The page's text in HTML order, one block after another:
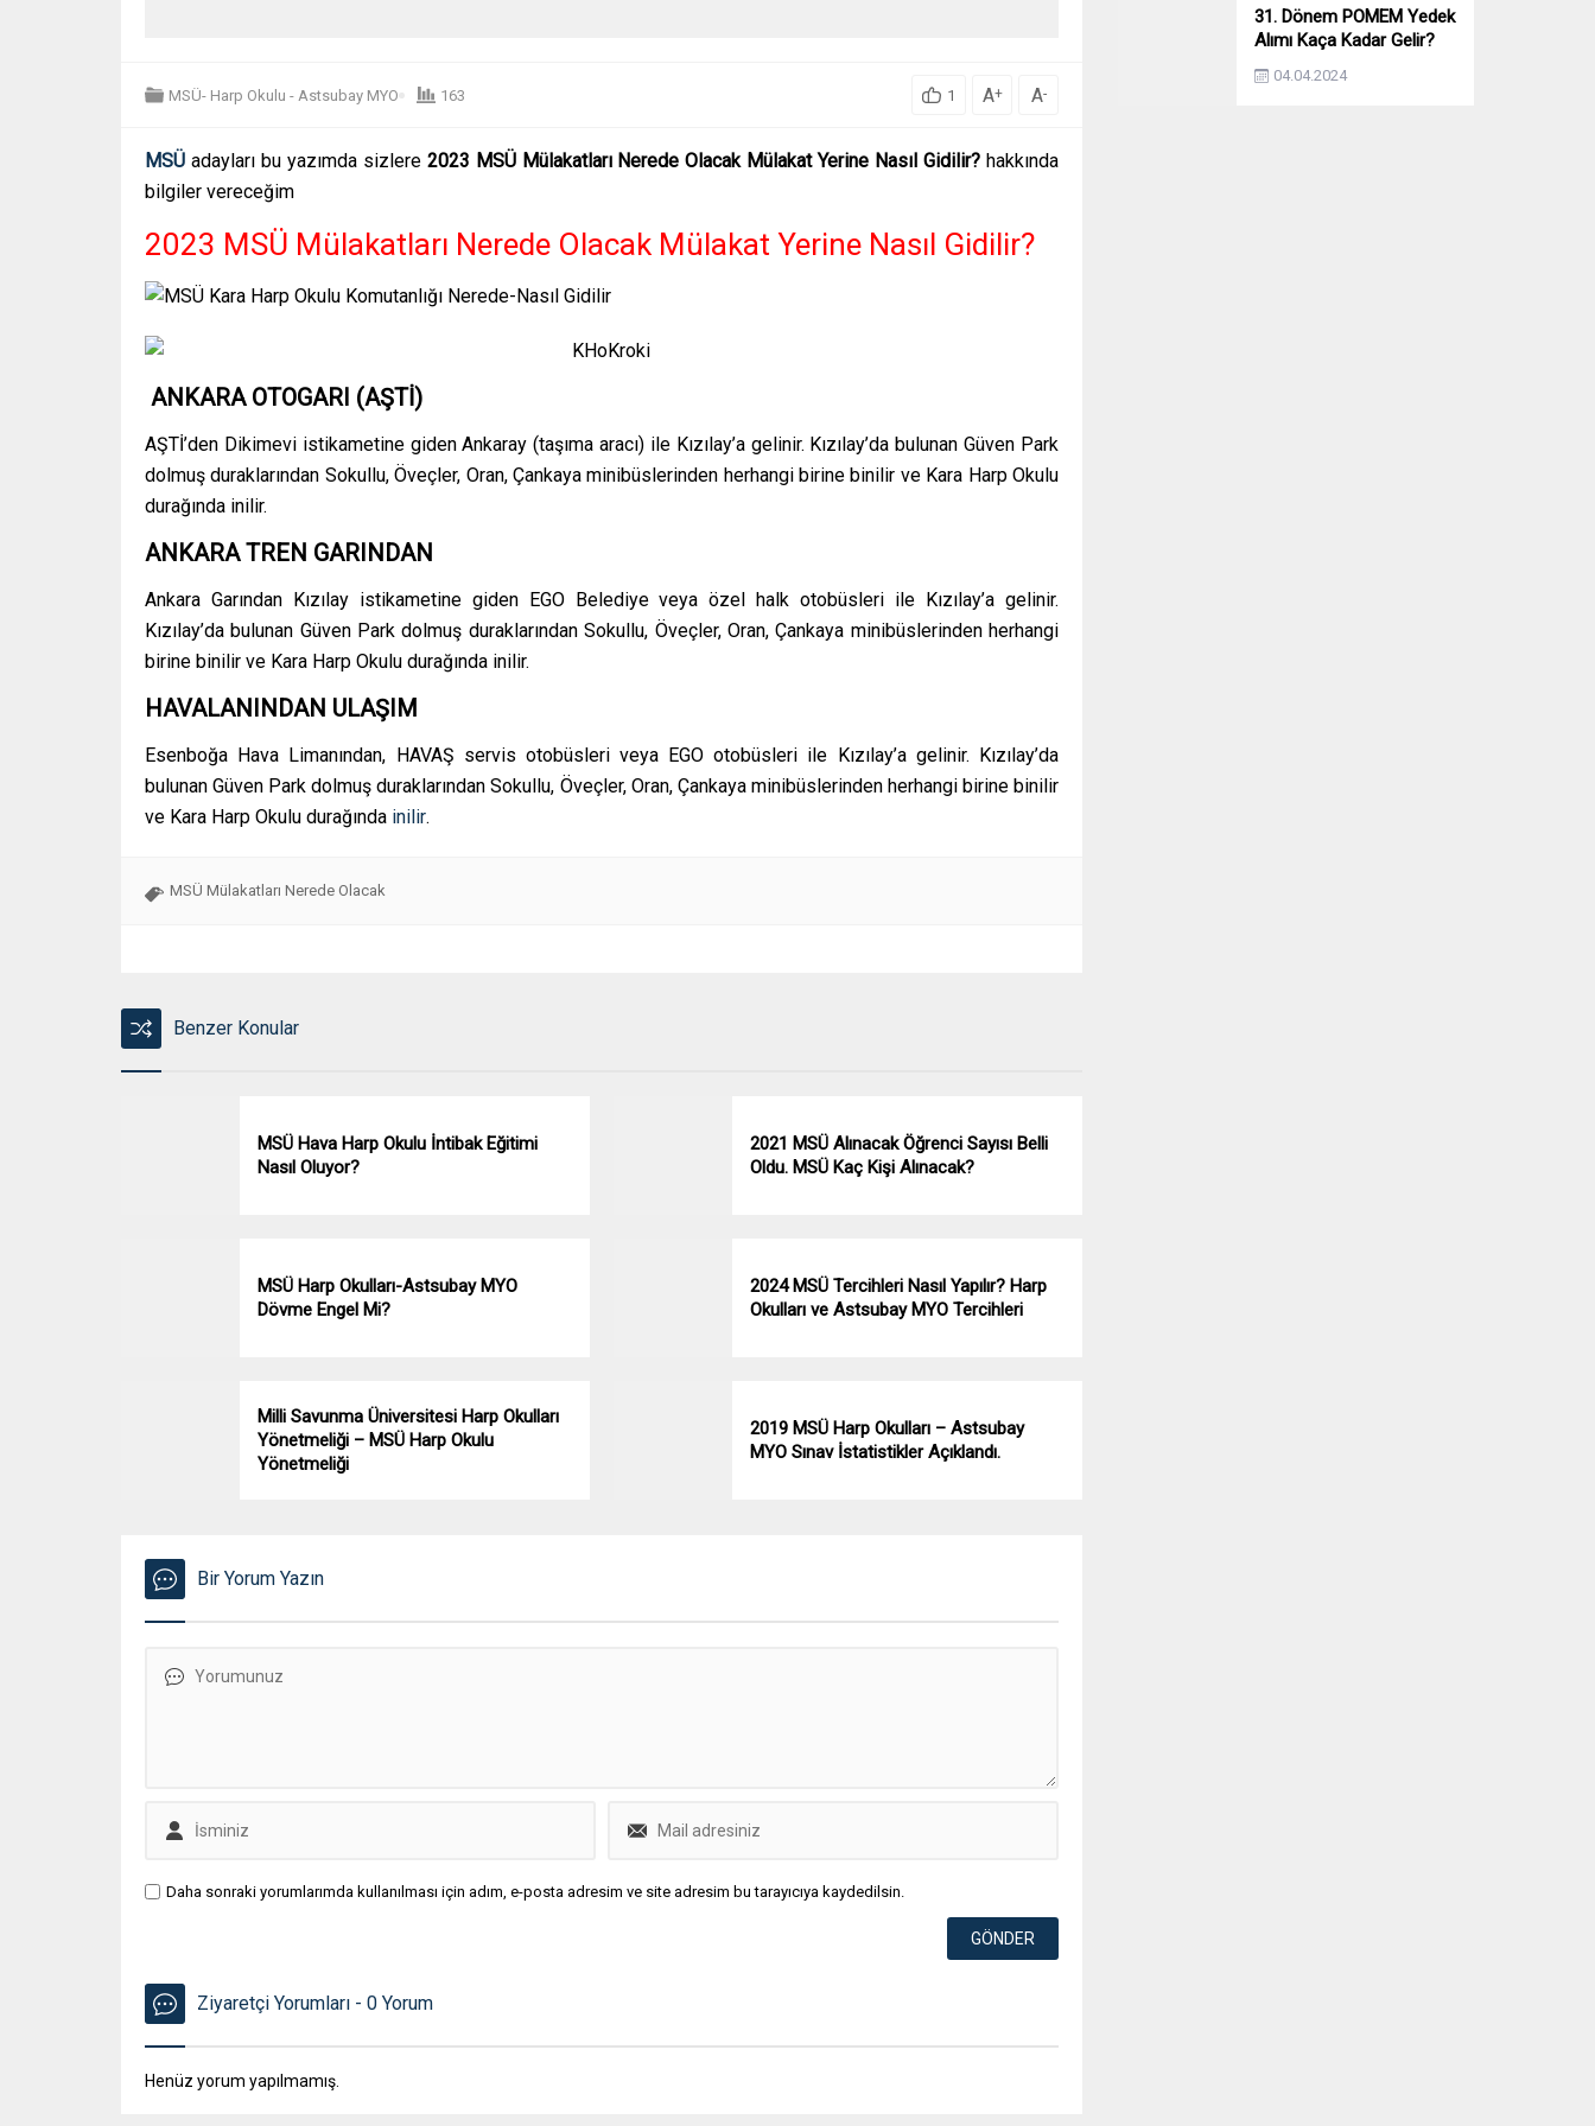
MSÜ- Harp Okulu - Astsubay MYO 163 1 A+ A-
MSÜ adayları bu yazımda sizlere2023 MSÜ Mülakatları Nerede Olacak Mülakat Yerine Nasıl Gidilir? hakkında
bilgiler vereceğim
2023 MSÜ Mülakatları Nerede Olacak Mülakat Yerine Nasıl Gidilir?
ANKARA OTOGARI (AŞTİ)
AŞTİ’den Dikimevi istikametine giden Ankaray (taşıma aracı) ile Kızılay’a gelinir. Kızılay’da bulunan Güven Park
dolmuş duraklarından Sokullu, Öveçler, Oran, Çankaya minibüslerinden herhangi birine binilir ve Kara Harp Okulu
durağında inilir.
ANKARA TREN GARINDAN
Ankara Garından Kızılay istikametine giden EGO Belediye veya özel halk otobüsleri ile Kızılay’a gelinir.
Kızılay’da bulunan Güven Park dolmuş duraklarından Sokullu, Öveçler, Oran, Çankaya minibüslerinden herhangi
birine binilir ve Kara Harp Okulu durağında inilir.
HAVALANINDAN ULAŞIM
Esenboğa Hava Limanından, HAVAŞ servis otobüsleri veya EGO otobüsleri ile Kızılay’a gelinir. Kızılay’da
bulunan Güven Park dolmuş duraklarından Sokullu, Öveçler, Oran, Çankaya minibüslerinden herhangi birine binilir
ve Kara Harp Okulu durağında inilir.
MSÜ Mülakatları Nerede Olacak
Benzer Konular
MSÜ Hava Harp Okulu İntibak Eğitimi
Nasıl Oluyor?
2021 MSÜ Alınacak Öğrenci Sayısı Belli
Oldu. MSÜ Kaç Kişi Alınacak?
MSÜ Harp Okulları-Astsubay MYO
Dövme Engel Mi?
2024 MSÜ Tercihleri Nasıl Yapılır? Harp
Okulları ve Astsubay MYO Tercihleri
Milli Savunma Üniversitesi Harp Okulları
Yönetmeliği – MSÜ Harp Okulu
Yönetmeliği
2019 MSÜ Harp Okulları – Astsubay
MYO Sınav İstatistikler Açıklandı.
Bir Yorum Yazın
Daha sonraki yorumlarımda kullanılması için adım, e-posta adresim ve site adresim bu tarayıcıya kaydedilsin.
Ziyaretçi Yorumları - 0 Yorum
Henüz yorum yapılmamış.
31. Dönem POMEM Yedek
Alımı Kaça Kadar Gelir?
Yıllara Göre Yedek Alımı
04.04.2024